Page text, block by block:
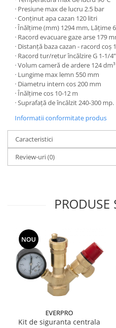
Panouri fotovoltaice
Produse Amenajare Baie
Seturi de Dus
Baterii sanitare
Rigole baie: Rigola de scurgere
pentru dus
Vase wc, capace si rezervoare
Racorduri flexibile de apa
Racorduri flexibile apa
Racord flexibil monocomanda din
inox
Racord flexibil din inox
Perdele Dus
Clapete de actionare
Ventilator de tubulatura
Amenajare bucatarie
Promotii pachete chiuveta +
CHIUVETE BUCATARIE
· Presiune max de lucru 2.5 bar
· Conţinut apa cazan 120 litri
· Înălţime (mm) 1294 mm, Lăţime
· Racord evacuare gaze arse 179
· Distanță baza cazan - racord coș
· Racord tur/retur încălzire G 1-1/4”
· Volum cameră de ardere 124 dm³
· Lungime max lemn 550 mm
· Diametru intern cos 200 mm
· Înălţime cos 10-12 m
· Suprafaţă de încălzit 240-300 mp.
Informatii conformitate produs
Caracteristici
Review-uri(0)
PRODUSE
NOU
EVERPRO
Kit de siguranta centrala